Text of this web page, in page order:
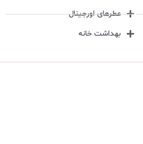
عطرهای اورجینال
بهداشت خانه